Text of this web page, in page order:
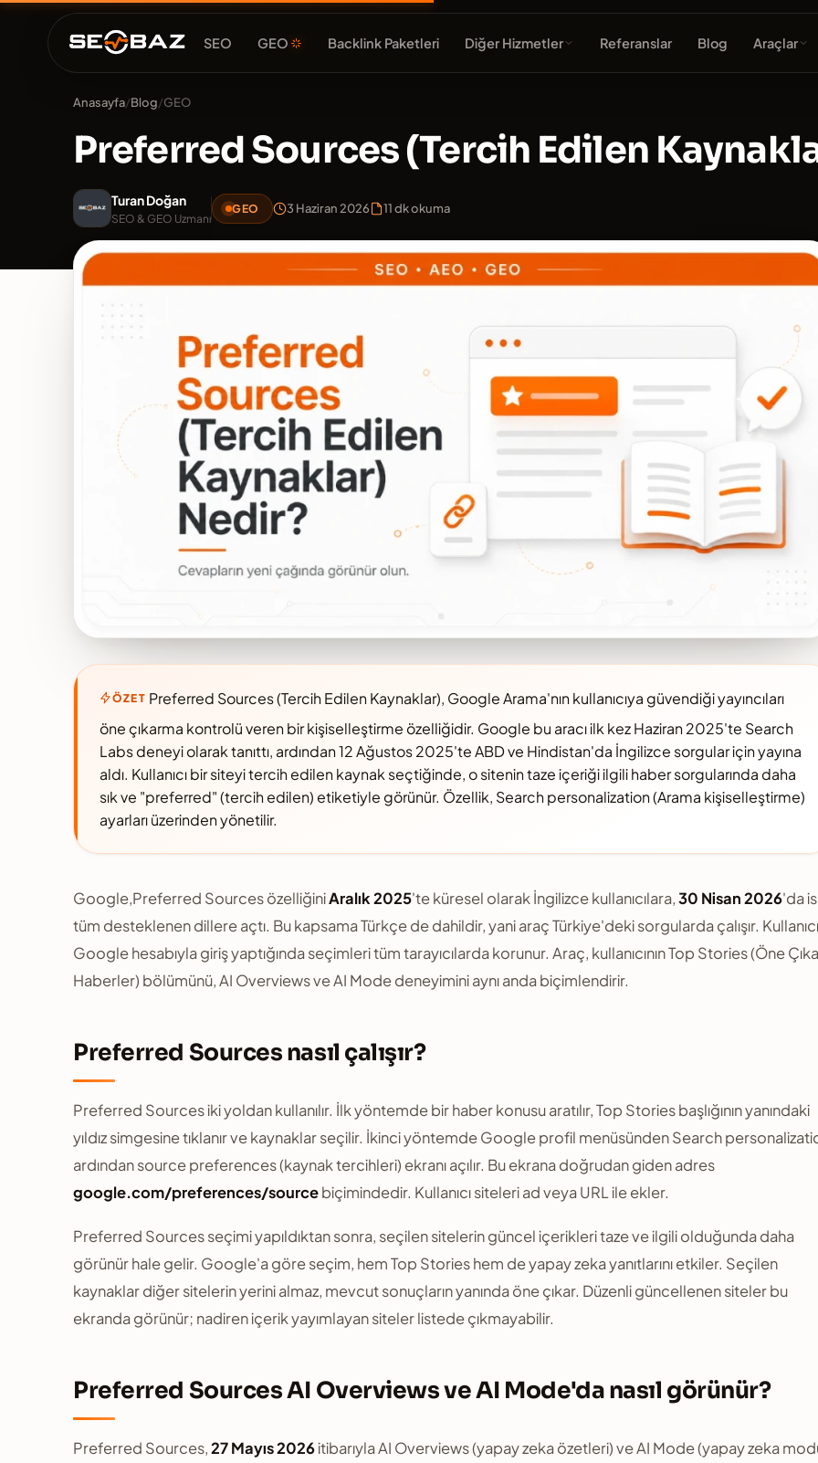
SEO GEO Backlink Paketleri Diğer Hizmetler Referanslar Blog Araçlar
Anasayfa/Blog/GEO
Preferred Sources (Tercih Edilen
Turan Doğan
SEO & GEO Uzmanı
GEO 3 Haziran 2026 11 dk okuma
ÖZET Preferred Sources (Tercih Edilen Kaynaklar), Google Arama'nın kullanıcıya güvendiği yayıncıları
öne çıkarma kontrolü veren bir kişiselleştirme özelliğidir. Google bu aracı ilk kez Haziran 2025'te Search
Labs deneyi olarak tanıttı, ardından 12 Ağustos 2025'te ABD ve Hindistan'da İngilizce sorgular için yayına
aldı. Kullanıcı bir siteyi tercih edilen kaynak seçtiğinde, o sitenin taze içeriği ilgili haber sorgularında daha
sık ve "preferred" (tercih edilen) etiketiyle görünür. Özellik, Search personalization (Arama kişiselleştirme)
ayarları üzerinden yönetilir.
Google,Preferred Sources özelliğiniAralık 2025'te küresel olarak İngilizce kullanıcılara,30 Nisan 2026'da
tüm desteklenen dillere açtı. Bu kapsama Türkçe de dahildir, yani araç Türkiye'deki sorgularda çalışır. Kullanıcı
Google hesabıyla giriş yaptığında seçimleri tüm tarayıcılarda korunur. Araç, kullanıcının Top Stories (Öne
Haberler) bölümünü, AI Overviews ve AI Mode deneyimini aynı anda biçimlendirir.
Preferred Sources nasıl çalışır?
Preferred Sources iki yoldan kullanılır. İlk yöntemde bir haber konusu aratılır, Top Stories başlığının yanındaki
yıldız simgesine tıklanır ve kaynaklar seçilir. İkinci yöntemde Google profil menüsünden Search
ardından source preferences (kaynak tercihleri) ekranı açılır. Bu ekrana doğrudan giden adres
google.com/preferences/sourcebiçimindedir. Kullanıcı siteleri ad veya URL ile ekler.
Preferred Sources seçimi yapıldıktan sonra, seçilen sitelerin güncel içerikleri taze ve ilgili olduğunda daha
görünür hale gelir. Google'a göre seçim, hem Top Stories hem de yapay zeka yanıtlarını etkiler. Seçilen
kaynaklar diğer sitelerin yerini almaz, mevcut sonuçların yanında öne çıkar. Düzenli güncellenen siteler bu
ekranda görünür; nadiren içerik yayımlayan siteler listede çıkmayabilir.
Preferred Sources AI Overviews ve AI Mode'da nasıl görünür?
Preferred Sources,27 Mayıs 2026itibarıyla AI Overviews (yapay zeka özetleri) ve AI Mode (yapay zeka